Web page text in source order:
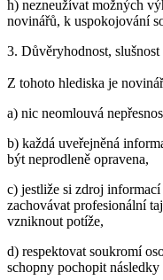
h) nezneužívat možných
novinářů, k uspokojování
3. Důvěryhodnost,
Z tohoto hlediska je
a) nic neomlouvá
b) každá uveřejněná
být neprodleně opravena,
c) jestliže si zdroj
zachovávat profesionální
vzniknout potíže,
d) respektovat soukromí
schopny pochopit